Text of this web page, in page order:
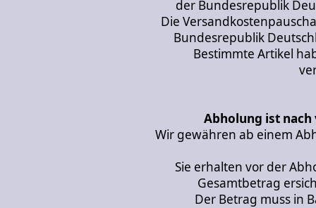
der Bundesrepublik
Die
Bundesrepublik
Bestimmte Artikel
Abholung ist
Wir gewähren ab einem
Sie erhalten vor der
Gesamtbetrag
Der Betrag muss in